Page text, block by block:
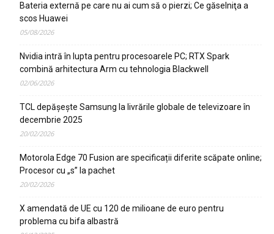
Bateria externă pe care nu ai cum să o pierzi; Ce găselniţa a
scos Huawei
05/08/2026
Nvidia intră în lupta pentru procesoarele PC; RTX Spark
combină arhitectura Arm cu tehnologia Blackwell
02/06/2026
TCL depășește Samsung la livrările globale de televizoare în
decembrie 2025
20/02/2026
Motorola Edge 70 Fusion are specificații diferite scăpate online;
Procesor cu „s” la pachet
20/02/2026
X amendată de UE cu 120 de milioane de euro pentru
problema cu bifa albastră